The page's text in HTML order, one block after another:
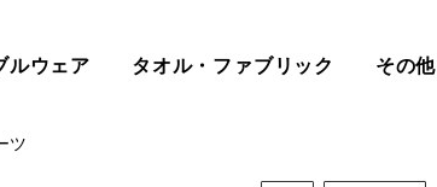
ルウェア タオル・ファブリック その他
ツ